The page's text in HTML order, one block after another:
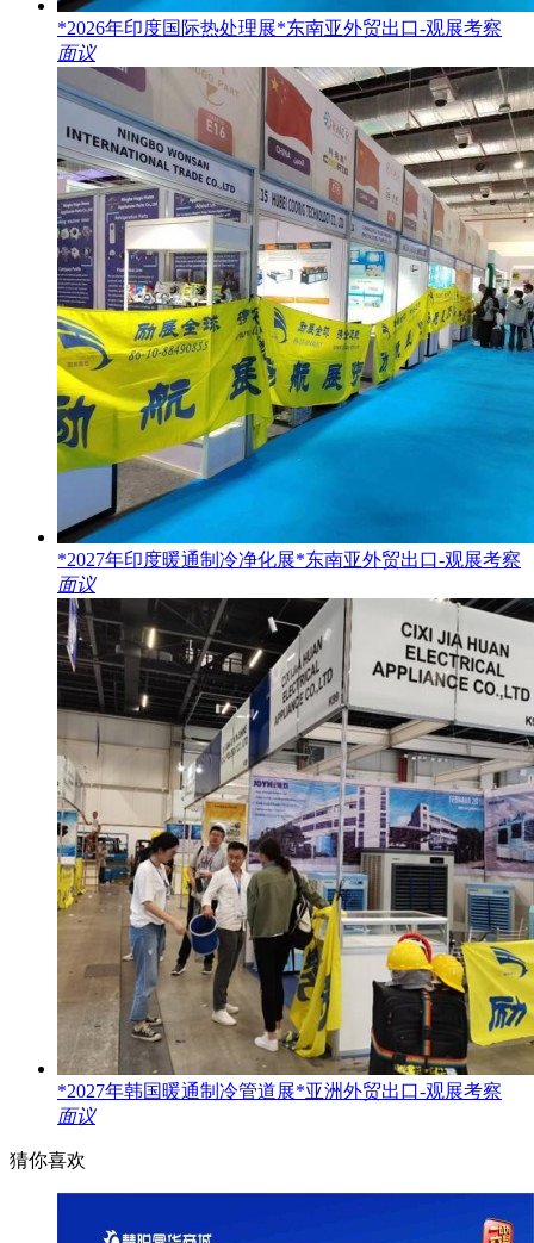
*2026年印度国际热处理展*东南亚外贸出口-观展考察
面议
*2027年印度暖通制冷净化展*东南亚外贸出口-观展考察
面议
*2027年韩国暖通制冷管道展*亚洲外贸出口-观展考察
面议
猜你喜欢